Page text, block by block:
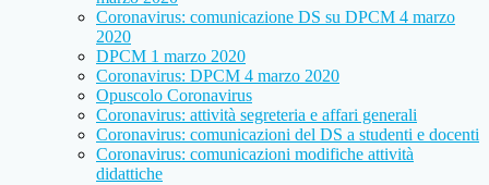
Coronavirus: comunicazione DS su DPCM 4 marzo
2020
DPCM 1 marzo 2020
Coronavirus: DPCM 4 marzo 2020
Opuscolo Coronavirus
Coronavirus: attività segreteria e affari generali
Coronavirus: comunicazioni del DS a studenti e docenti
Coronavirus: comunicazioni modifiche attività
didattiche